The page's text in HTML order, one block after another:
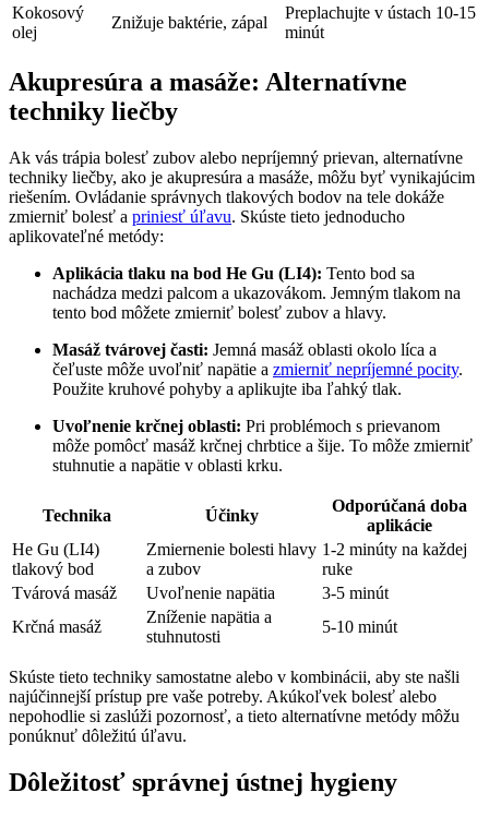
Kokosový
olej
Znižuje baktérie, zápal
Preplachujte v ústach 10-15
minút
Akupresúra a ‍masáže: Alternatívne
techniky liečby
Ak vás trápia bolesť zubov alebo nepríjemný prievan, alternatívne
techniky liečby, ako je⁢ akupresúra a masáže,‌ môžu byť​ vynikajúcim
‌riešením. ⁢Ovládanie správnych tlakových bodov na tele⁢ dokáže
zmierniť bolesť ⁣a priniesť úľavu. Skúste tieto jednoducho
aplikovateľné metódy:
Aplikácia⁣ tlaku na bod He Gu (LI4): Tento bod sa
nachádza medzi palcom a⁣ ukazovákom. Jemným tlakom na
tento bod môžete⁢ zmierniť⁤ bolesť zubov ‍a hlavy.
Masáž tvárovej časti: Jemná masáž oblasti okolo líca a
čeľuste môže uvoľniť napätie a zmierniť nepríjemné pocity.
Použite kruhové pohyby a aplikujte iba ľahký tlak.
Uvoľnenie krčnej oblasti: Pri problémoch s prievanom
môže pomôcť masáž krčnej chrbtice a⁤ šije. To⁤ môže ⁤zmierniť⁢
stuhnutie a ‍napätie v oblasti ⁢krku.
Technika Účinky
Odporúčaná doba⁤
aplikácie
He Gu (LI4)
tlakový bod
Zmiernenie bolesti hlavy
a zubov
1-2 ⁣minúty⁣ na každej
ruke
Tvárová masáž
Uvoľnenie napätia
3-5 minút
Krčná masáž
Zníženie napätia a
stuhnutosti
5-10 minút
Skúste tieto techniky samostatne alebo⁣ v kombinácii, aby ste našli
najúčinnejší prístup‍ pre vaše potreby. Akúkoľvek bolesť alebo
nepohodlie si zaslúži pozornosť, a tieto alternatívne metódy môžu
ponúknuť dôležitú úľavu.
Dôležitosť správnej ústnej hygieny